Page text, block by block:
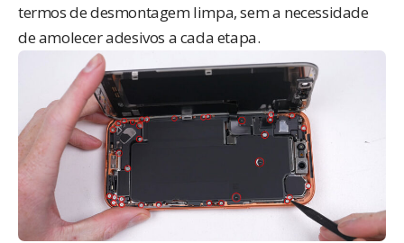
termos de desmontagem limpa, sem a necessidade
de amolecer adesivos a cada etapa.